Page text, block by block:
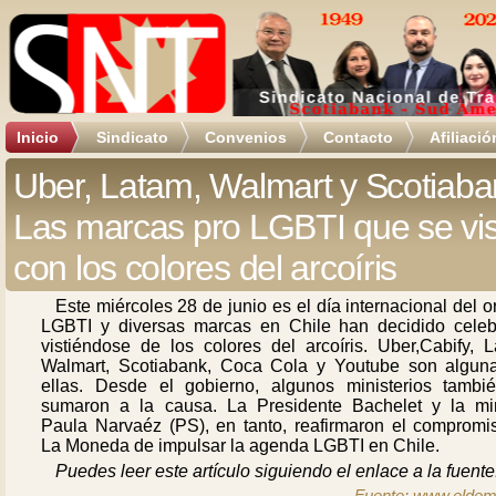
Inicio Sindicato Convenios Contacto
Uber, Latam, Walmart y
Las marcas pro LGBTI que se
con los colores del arcoíris
Este miércoles 28 de junio es el día internacional del
LGBTI y diversas marcas en Chile han decidido
vistiéndose de los colores del arcoíris. Uber,Cabify,
Walmart, Scotiabank, Coca Cola y Youtube son
ellas. Desde el gobierno, algunos ministerios
sumaron a la causa. La Presidente Bachelet y la
Paula Narvaéz (PS), en tanto, reafirmaron el
La Moneda de impulsar la agenda LGBTI en Chile.
Puedes leer este artículo siguiendo el enlace a la